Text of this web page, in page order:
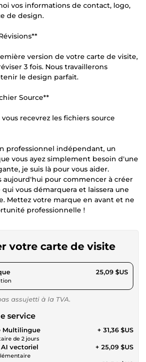
vos informations de contact, logo,
de design.
version de votre carte de visite,
3 fois. Nous travaillerons
le design parfait.
Source**
vous recevrez les fichiers source
professionnel indépendant, un
vous ayez simplement besoin d'une
je suis là pour vous aider.
aujourd'hui pour commencer à créer
vous démarquera et laissera une
Mettez votre marque en avant et ne
professionnelle !
votre carte de visite
pour 23,12 $US 25,09 $US
assujetti à la TVA.
service
Multilingue
de 2 jours
+ 31,36 $US
vectoriel + 25,09 $US